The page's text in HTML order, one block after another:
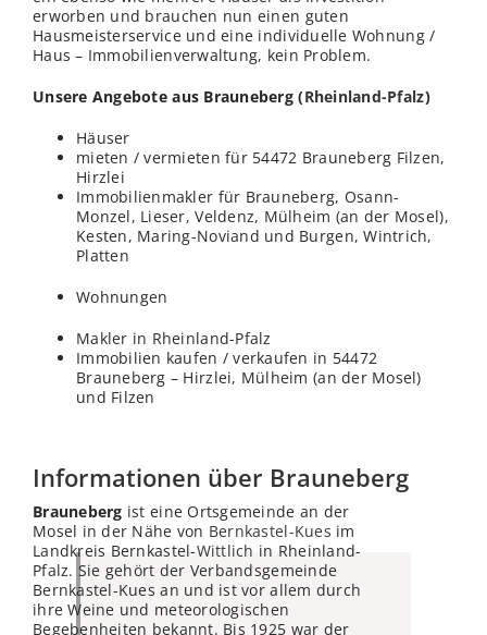
erworben und brauchen nun einen guten
Hausmeisterservice und eine individuelle Wohnung /
Haus – Immobilienverwaltung, kein Problem.
Unsere Angebote aus Brauneberg (Rheinland-Pfalz)
Häuser
mieten / vermieten für 54472 Brauneberg Filzen,
Hirzlei
Immobilienmakler für Brauneberg, Osann-
Monzel, Lieser, Veldenz, Mülheim (an der Mosel),
Kesten, Maring-Noviand und Burgen, Wintrich,
Platten
Wohnungen
Makler in Rheinland-Pfalz
Immobilien kaufen / verkaufen in 54472
Brauneberg – Hirzlei, Mülheim (an der Mosel)
und Filzen
Informationen über Brauneberg
Brauneberg ist eine Ortsgemeinde an der
Mosel in der Nähe von Bernkastel-Kues im
Landkreis Bernkastel-Wittlich in Rheinland-
Pfalz. Sie gehört der Verbandsgemeinde
Bernkastel-Kues an und ist vor allem durch
ihre Weine und meteorologischen
Begebenheiten bekannt. Bis 1925 war der